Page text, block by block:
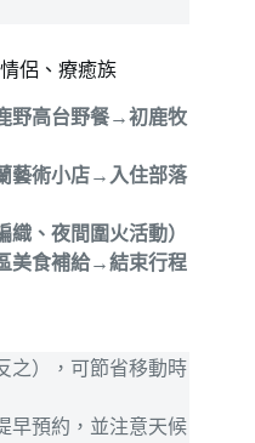
侶、療癒族
野高台野餐→初鹿牧
藝術小店→入住部落
、夜間圍火活動）
美食補給→結束行程
之），可節省移動時
早預約，並注意天候